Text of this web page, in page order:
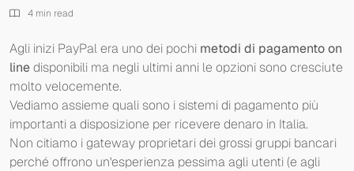
4 min read
Agli inizi PayPal era uno dei pochi metodi di pagamento on
linedisponibili ma negli ultimi anni le opzioni sono cresciute
molto velocemente.
Vediamo assieme quali sono i sistemi di pagamento più
importanti a disposizione per ricevere denaro in Italia.
Non citiamo i gateway proprietari dei grossi gruppi bancari
perché offrono un'esperienza pessima agli utenti (e agli